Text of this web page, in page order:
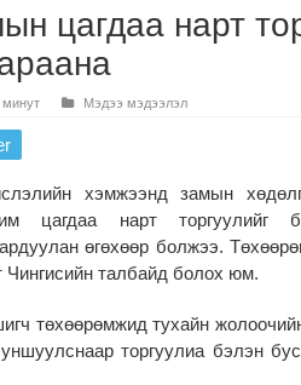
цагдаа нарт
минут Мэдээ мэдээлэл
хэмжээнд замын
цагдаа нарт торгуулийг
өгөхөөр болжээ.
Чингисийн талбайд болох юм.
төхөөрөмжид тухайн
торгуулиа бэлэн